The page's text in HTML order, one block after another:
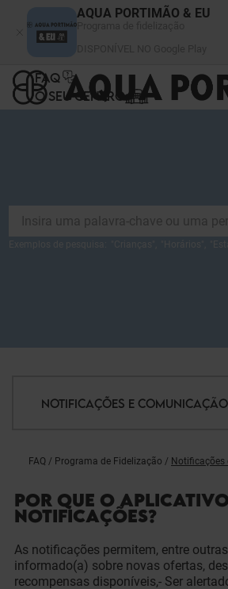
AQUA PORTIMÃO & EU
FAQ
O SEU CENTRO
NOTIFICAÇÕES E COMUNICAÇÃO
FAQ / Programa de Fidelização / Notificações
POR QUE O
NOTIFICAÇÕES?
As notificações permitem, entre
informado(a) sobre novas ofertas,
recompensas disponíveis,- Ser
Painel de Gerenciamento de Cookies